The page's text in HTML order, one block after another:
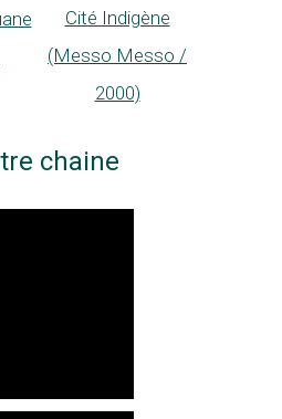
Cité Indigène
(Messo Messo /
2000)
chaine